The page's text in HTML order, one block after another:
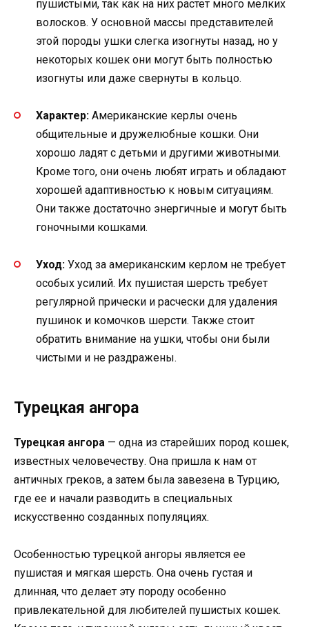
пушистыми, так как на них растет много мелких
волосков. У основной массы представителей
этой породы ушки слегка изогнуты назад, но у
некоторых кошек они могут быть полностью
изогнуты или даже свернуты в кольцо.
Характер: Американские керлы очень
общительные и дружелюбные кошки. Они
хорошо ладят с детьми и другими животными.
Кроме того, они очень любят играть и обладают
хорошей адаптивностью к новым ситуациям.
Они также достаточно энергичные и могут быть
гоночными кошками.
Уход: Уход за американским керлом не требует
особых усилий. Их пушистая шерсть требует
регулярной прически и расчески для удаления
пушинок и комочков шерсти. Также стоит
обратить внимание на ушки, чтобы они были
чистыми и не раздражены.
Турецкая ангора
Турецкая ангора — одна из старейших пород кошек,
известных человечеству. Она пришла к нам от
античных греков, а затем была завезена в Турцию,
где ее и начали разводить в специальных
искусственно созданных популяциях.
Особенностью турецкой ангоры является ее
пушистая и мягкая шерсть. Она очень густая и
длинная, что делает эту породу особенно
привлекательной для любителей пушистых кошек.